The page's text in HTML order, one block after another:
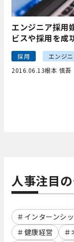
エンジニア採用
ビスや採用を成
採用
エンジ
2016.06.13根本 慎吾
人事注目
インターンシ
健康経営